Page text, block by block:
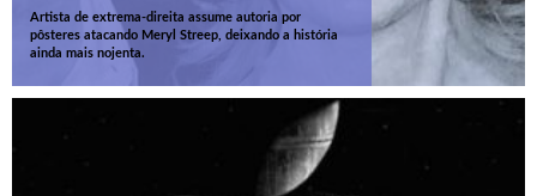
Artista de extrema-direita assume autoria por
pôsteres atacando Meryl Streep, deixando a história
ainda mais nojenta.